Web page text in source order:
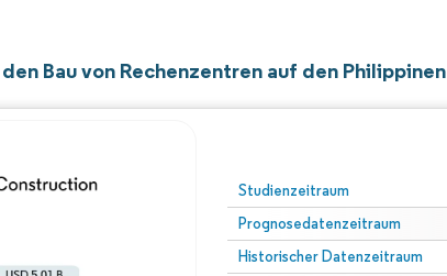
Bau von Rechenzentren auf den Philippinen
Studienzeitraum
Prognosedatenzeitraum
Historischer Datenzeitraum